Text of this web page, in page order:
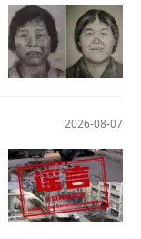
2026-08-07